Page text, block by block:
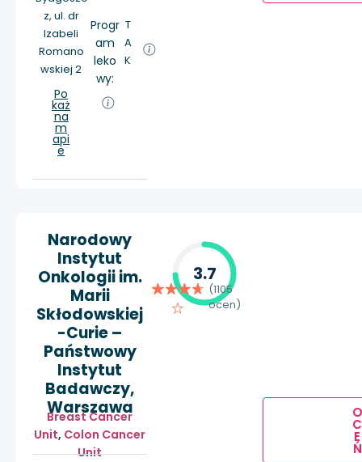
z, ul. dr
Izabeli
Romano
wskiej 2
Po
każ
na
m
api
e
Progr
am
leko
wy:
T
A
K
Narodowy
Instytut
Onkologii im.
Marii
Skłodowskiej
-Curie –
Państwowy
Instytut
Badawczy,
Warszawa
Breast Cancer
Unit, Colon Cancer
Unit
3.7
(1105
ocen)
O
C
E
Ń